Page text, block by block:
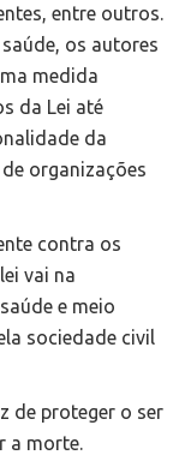
entre outros.
os autores
medida
da Lei até
da
organizações
contra os
vai na
e meio
sociedade civil
de proteger o ser
a morte.